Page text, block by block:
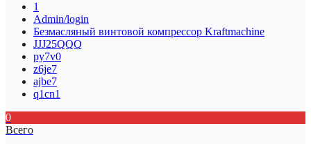
1
Admin/login
Безмасляный винтовой компрессор Kraftmaсhine
JJJ25QQQ
py7v0
z6je7
ajbe7
q1cn1
0
Всего